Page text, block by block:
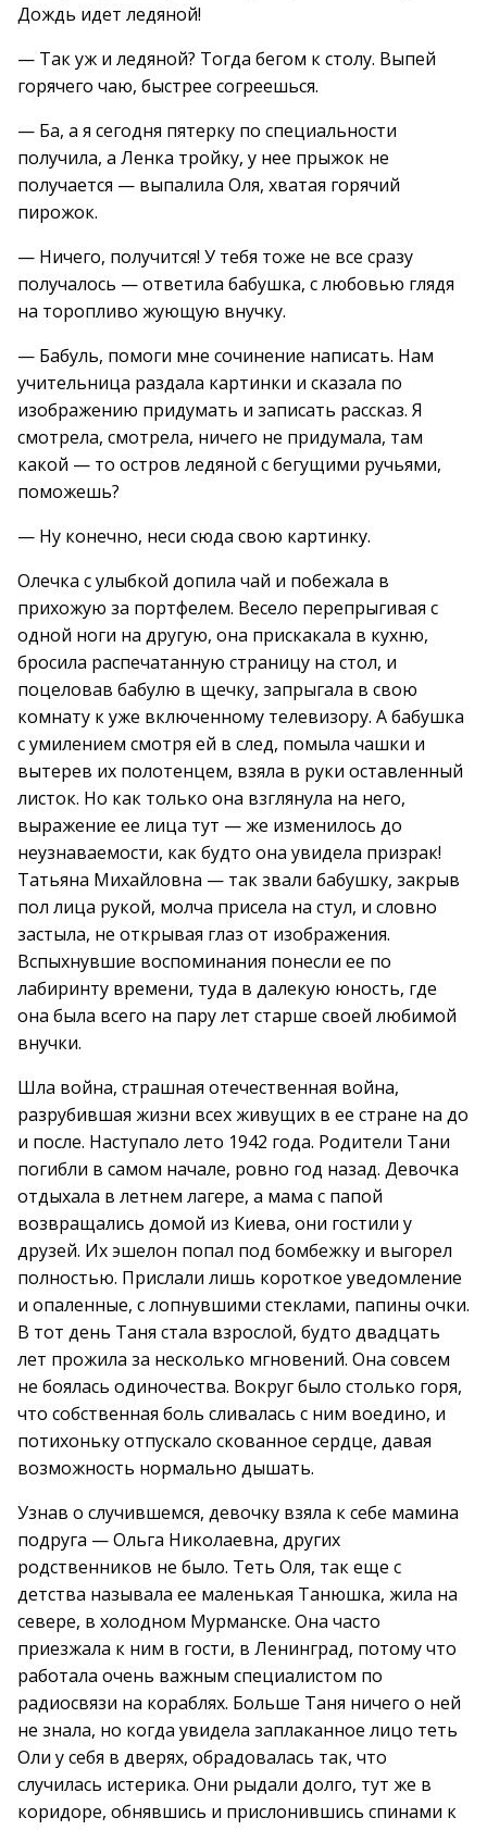
Дождь идет ледяной!
— Так уж и ледяной? Тогда бегом к столу. Выпей
горячего чаю, быстрее согреешься.
— Ба, а я сегодня пятерку по специальности
получила, а Ленка тройку, у нее прыжок не
получается — выпалила Оля, хватая горячий
пирожок.
— Ничего, получится! У тебя тоже не все сразу
получалось — ответила бабушка, с любовью глядя
на торопливо жующую внучку.
— Бабуль, помоги мне сочинение написать. Нам
учительница раздала картинки и сказала по
изображению придумать и записать рассказ. Я
смотрела, смотрела, ничего не придумала, там
какой — то остров ледяной с бегущими ручьями,
поможешь?
— Ну конечно, неси сюда свою картинку.
Олечка с улыбкой допила чай и побежала в
прихожую за портфелем. Весело перепрыгивая с
одной ноги на другую, она прискакала в кухню,
бросила распечатанную страницу на стол, и
поцеловав бабулю в щечку, запрыгала в свою
комнату к уже включенному телевизору. А бабушка
с умилением смотря ей в след, помыла чашки и
вытерев их полотенцем, взяла в руки оставленный
листок. Но как только она взглянула на него,
выражение ее лица тут — же изменилось до
неузнаваемости, как будто она увидела призрак!
Татьяна Михайловна — так звали бабушку, закрыв
пол лица рукой, молча присела на стул, и словно
застыла, не открывая глаз от изображения.
Вспыхнувшие воспоминания понесли ее по
лабиринту времени, туда в далекую юность, где
она была всего на пару лет старше своей любимой
внучки.
Шла война, страшная отечественная война,
разрубившая жизни всех живущих в ее стране на до
и после. Наступало лето 1942 года. Родители Тани
погибли в самом начале, ровно год назад. Девочка
отдыхала в летнем лагере, а мама с папой
возвращались домой из Киева, они гостили у
друзей. Их эшелон попал под бомбежку и выгорел
полностью. Прислали лишь короткое уведомление
и опаленные, с лопнувшими стеклами, папины очки.
В тот день Таня стала взрослой, будто двадцать
лет прожила за несколько мгновений. Она совсем
не боялась одиночества. Вокруг было столько горя,
что собственная боль сливалась с ним воедино, и
потихоньку отпускало скованное сердце, давая
возможность нормально дышать.
Узнав о случившемся, девочку взяла к себе мамина
подруга — Ольга Николаевна, других
родственников не было. Теть Оля, так еще с
детства называла ее маленькая Танюшка, жила на
севере, в холодном Мурманске. Она часто
приезжала к ним в гости, в Ленинград, потому что
работала очень важным специалистом по
радиосвязи на кораблях. Больше Таня ничего о ней
не знала, но когда увидела заплаканное лицо теть
Оли у себя в дверях, обрадовалась так, что
случилась истерика. Они рыдали долго, тут же в
коридоре, обнявшись и прислонившись спинами к